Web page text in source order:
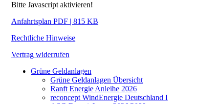
Bitte Javascript aktivieren!
Anfahrtsplan PDF | 815 KB
Rechtliche Hinweise
Vertrag widerrufen
Grüne Geldanlagen
Grüne Geldanlagen Übersicht
Ranft Energie Anleihe 2026
reconcept WindEnergie Deutschland I